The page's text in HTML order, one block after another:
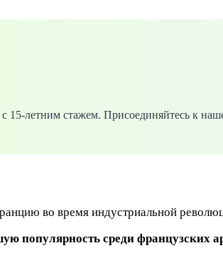
15-летним стажем. Присоединяйтесь к
во время индустриальной
популярность среди французских